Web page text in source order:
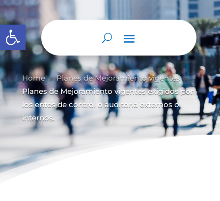
Abrir barra de herramientas
Home 9 Planes de Mejoramiento vigentes 9
Planes de Mejoramiento vigentes exigidos por
los entes de control o auditoría externos o
internos.